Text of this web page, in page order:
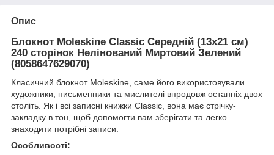
Опис
Блокнот Moleskine Classic Середній (13х21 см)
240 сторінок Нелінований Миртовий Зелений
(8058647629070)
Класичний блокнот Moleskine, саме його використовували
художники, письменники та мислителі впродовж останніх двох
століть. Як і всі записні книжки Classic, вона має стрічку-
закладку в тон, щоб допомогти вам зберігати та легко
знаходити потрібні записи.
Особливості: